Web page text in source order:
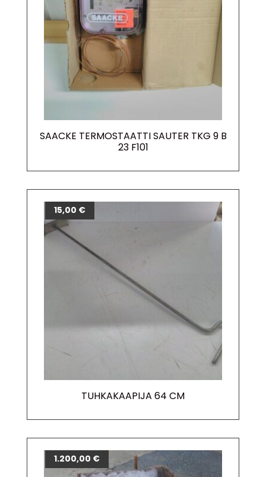
SAACKE TERMOSTAATTI SAUTER TKG 9 B
23 F101
TUHKAKAAPIJA 64 CM
15,00 €
1.200,00 €